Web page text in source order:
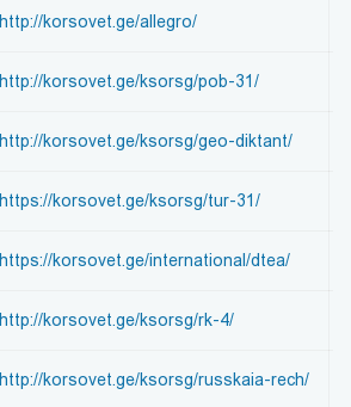
http://korsovet.ge/allegro/
http://korsovet.ge/ksorsg/pob-31/
http://korsovet.ge/ksorsg/geo-diktant/
https://korsovet.ge/ksorsg/tur-31/
https://korsovet.ge/international/dtea/
http://korsovet.ge/ksorsg/rk-4/
http://korsovet.ge/ksorsg/russkaia-rech/